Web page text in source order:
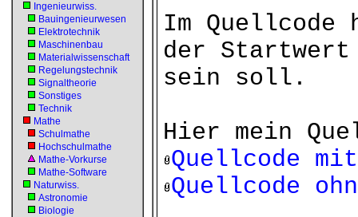
Ingenieurwiss.
Bauingenieurwesen
Elektrotechnik
Maschinenbau
Materialwissenschaft
Regelungstechnik
Signaltheorie
Sonstiges
Technik
Mathe
Schulmathe
Hochschulmathe
Mathe-Vorkurse
Mathe-Software
Naturwiss.
Astronomie
Biologie
Im Quellcode
der Startwert
sein soll.
Hier mein
Quellcode
Quellcode